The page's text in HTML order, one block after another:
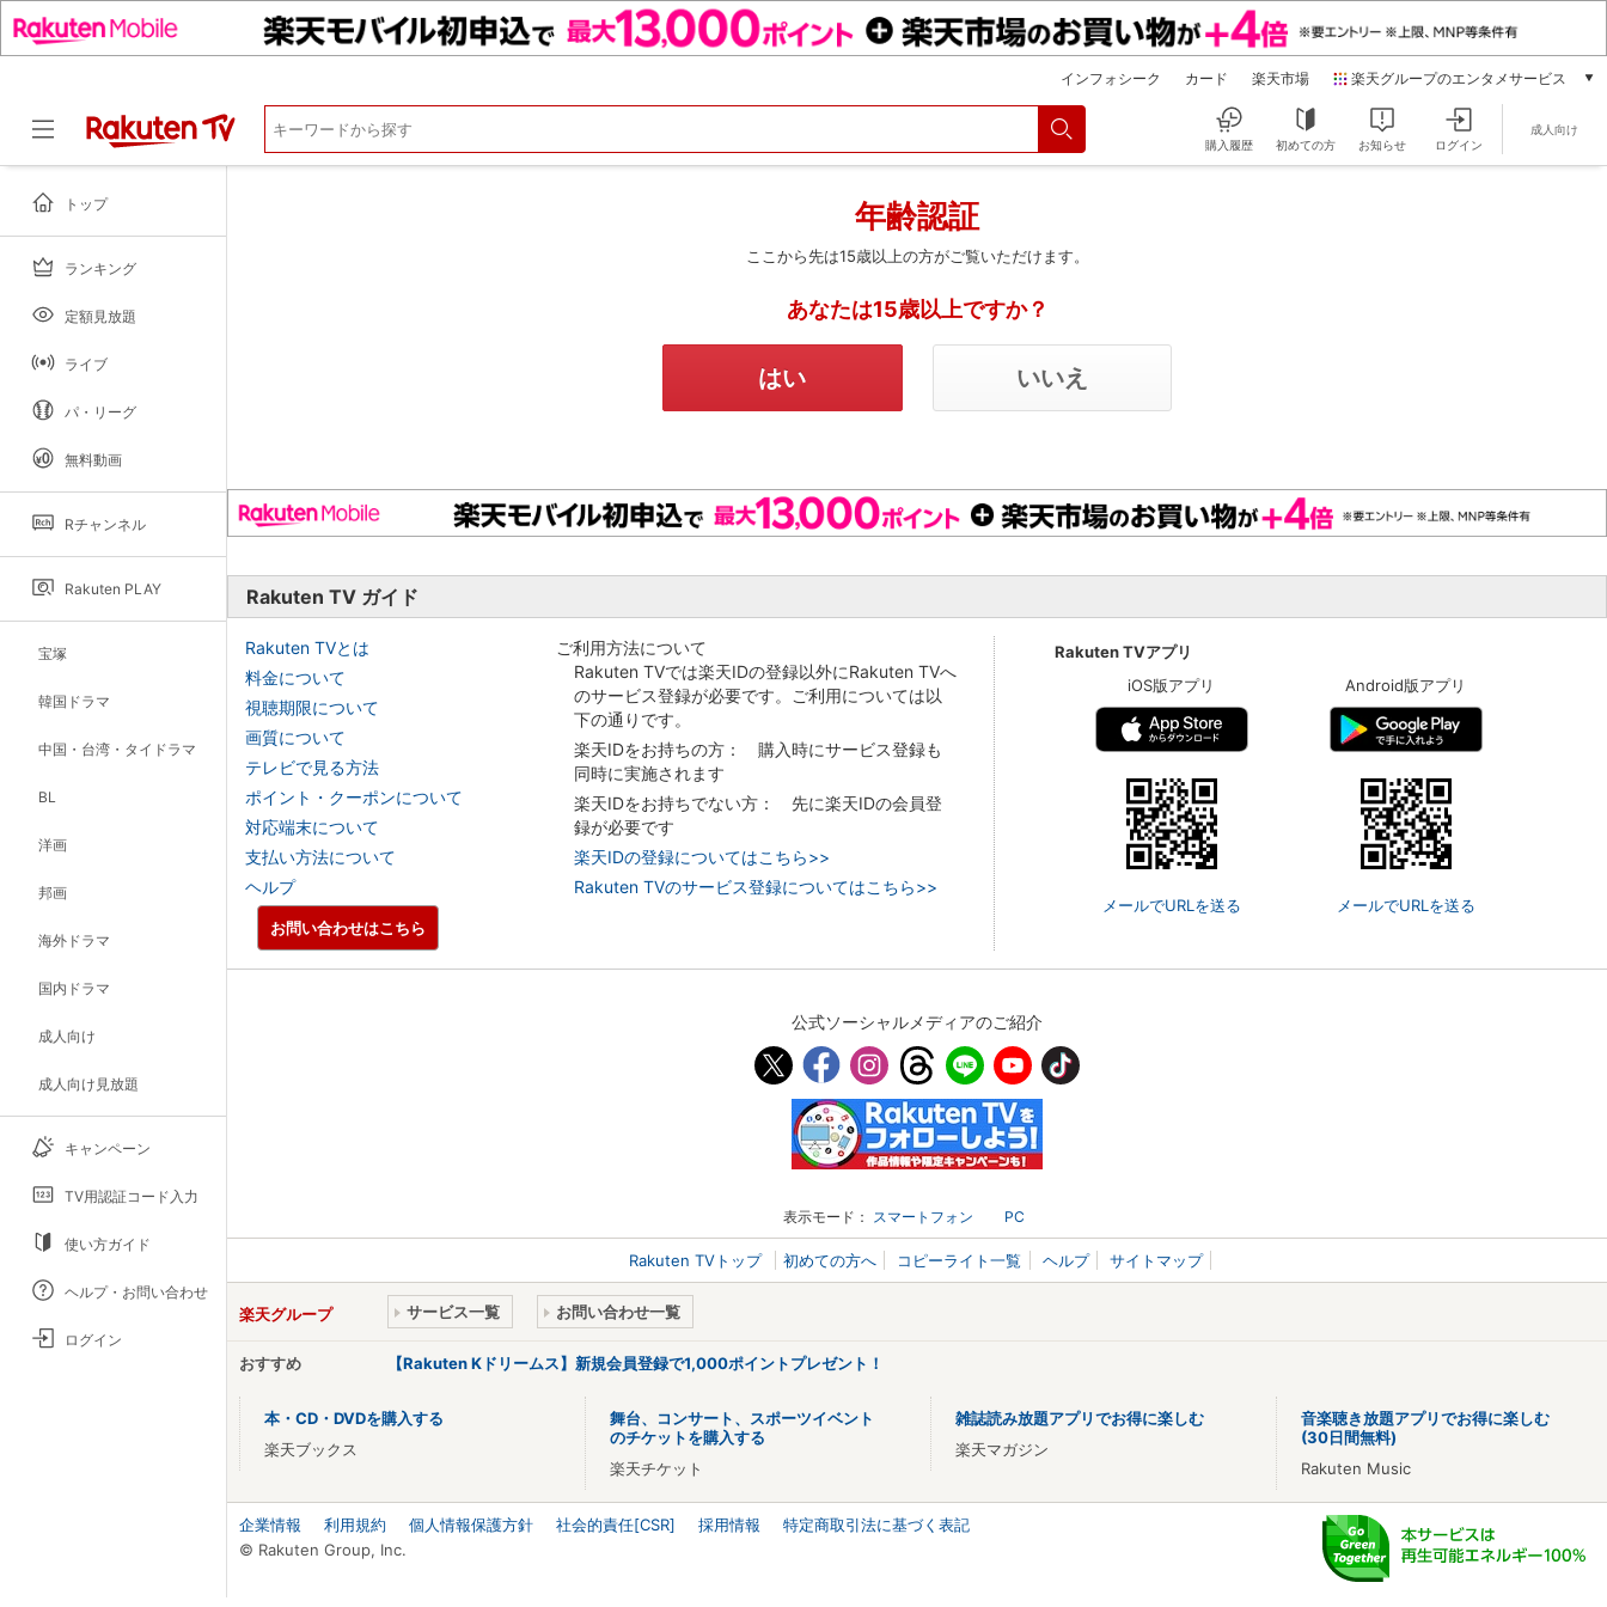
インフォシーク カード 楽天市場 楽天グループのエンタメサービス
本/ゲーム/CD/DVD
動画配信
チケット
楽天チケット
エンタメニュース
購入履歴 初めての方 お知らせ ログイン
成人向け
トップ
ランキング
定額見放題
ライブ
パ・リーグ
無料動画
Rチャンネル
Rakuten PLAY
宝塚
韓国ドラマ
中国・台湾・タイドラマ
BL
洋画
邦画
海外ドラマ
国内ドラマ
成人向け
成人向け見放題
キャンペーン
TV用認証コード入力
使い方ガイド
ヘルプ・お問い合わせ
ログイン
年齢認証
ここから先は15歳以上の方がご覧いただけます。
あなたは15歳以上ですか？
Rakuten TV ガイド
Rakuten TVとは
料金について
視聴期限について
画質について
テレビで見る方法
ポイント・クーポンについて
対応端末について
支払い方法について
ヘルプ
ご利用方法について
Rakuten TVでは楽天IDの登録以外にRakuten TVへ
のサービス登録が必要です。ご利用については以
下の通りです。
楽天IDをお持ちの方： 購入時にサービス登録も
同時に実施されます
楽天IDをお持ちでない方： 先に楽天IDの会員登
録が必要です
楽天IDの登録についてはこちら>>
Rakuten TVのサービス登録についてはこちら>>
Rakuten TVアプリ
iOS版アプリ
メールでURLを送る
Android版アプリ
メールでURLを送る
お問い合わせはこちら
公式ソーシャルメディアのご紹介
表示モード： スマートフォン PC
Rakuten TVトップ 初めての方へ コピーライト一覧 ヘルプ サイトマップ
楽天グループ サービス一覧 お問い合わせ一覧
おすすめ 【Rakuten Kドリームス】新規会員登録で1,000ポイントプレゼント！
本・CD・DVDを購入する
楽天ブックス
舞台、コンサート、スポーツイベント
のチケットを購入する
楽天チケット
雑誌読み放題アプリでお得に楽しむ
楽天マガジン
音楽聴き放題アプリでお得に楽しむ
(30日間無料)
Rakuten Music
企業情報 利用規約 個人情報保護方針 社会的責任[CSR] 採用情報
特定商取引法に基づく表記
© Rakuten Group, Inc.